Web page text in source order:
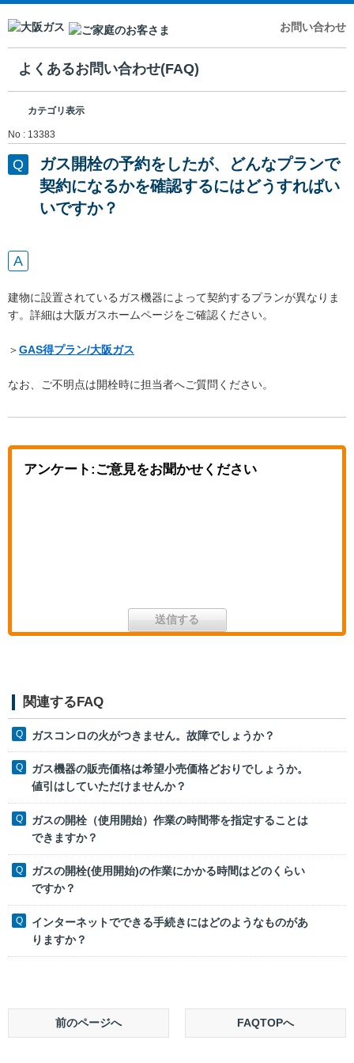
お問い合わせ
よくあるお問い合わせ(FAQ)
カテゴリ表示
No : 13383
ガス開栓の予約をしたが、どんなプランで
契約になるかを確認するにはどうすればい
いですか？
建物に設置されているガス機器によって契約するプランが異なりま
す。詳細は大阪ガスホームページをご確認ください。
＞GAS得プラン/大阪ガス
なお、ご不明点は開栓時に担当者へご質問ください。
アンケート:ご意見をお聞かせください
関連するFAQ
ガスコンロの火がつきません。故障でしょうか？
ガス機器の販売価格は希望小売価格どおりでしょうか。
値引はしていただけませんか？
ガスの開栓（使用開始）作業の時間帯を指定することは
できますか？
ガスの開栓(使用開始)の作業にかかる時間はどのくらい
ですか？
インターネットでできる手続きにはどのようなものがあ
りますか？
前のページへ FAQTOPへ